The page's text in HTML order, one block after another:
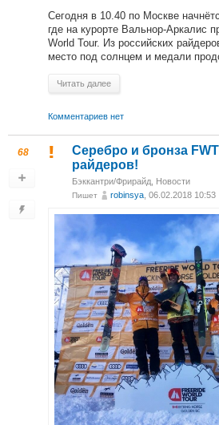
Сегодня в 10.40 по Москве
где на курорте Вальнор-Аркалис
World Tour. Из российских
место под солнцем и медали
Читать далее
Комментариев нет
68
Серебро и бронза
райдеров!
Бэккантри/Фрирайд Новости
Пишет robinsya , 06.02.2018 10:53